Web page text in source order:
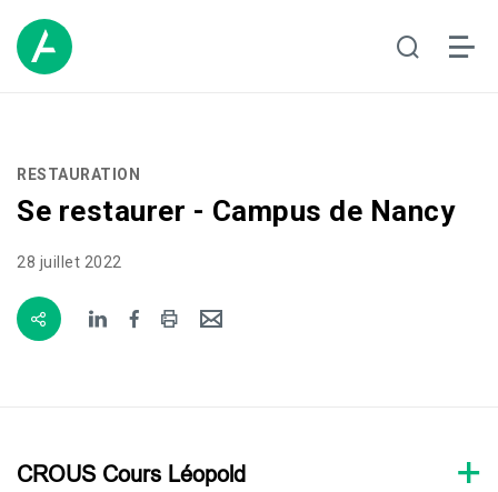
RESTAURATION
Se restaurer - Campus de Nancy
28 juillet 2022
CROUS Cours Léopold